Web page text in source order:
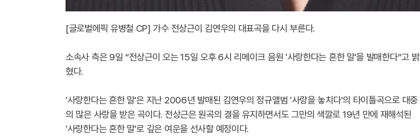
[글로벌에픽 유병철 CP] 가수 전상근이 김연우의 대표곡을 다시 부른다.
소속사 측은 9일 “전상근이 오는 15일 오후 6시 리메이크 음원 '사랑한다는 흔한 말'을 발매한다”고 밝
혔다.
'사랑한다는 흔한 말'은 지난 2006년 발매된 김연우의 정규앨범 '사랑을 놓치다'의 타이틀곡으로 대중
의 많은 사랑을 받은 곡이다. 전상근은 원곡의 결을 유지하면서도 그만의 색깔로 19년 만에 재해석된
'사랑한다는 흔한 말'로 깊은 여운을 선사할 예정이다.